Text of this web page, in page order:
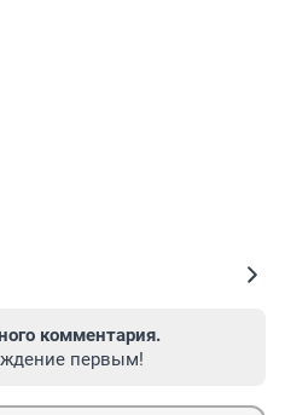
комментария.
первым!